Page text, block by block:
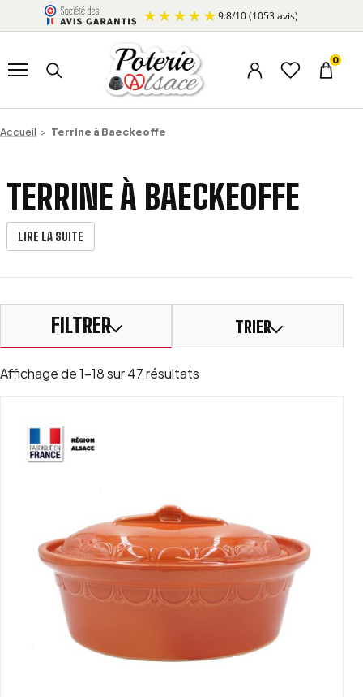
Aller au contenu 9.8/10(1053 avis)
Rechercher un produit
Menu du compte
Liste Panier
0
Accueil > Terrine à Baeckeoffe
TERRINE À BAECKEOFFE
LIRE LA SUITE
FILTRER TRIER
Affichage de 1–18 sur 47 résultats